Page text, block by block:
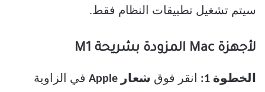
سيتم تشغيل تطبيقات النظام فقط.
لأجهزة Mac المزودة بشريحة M1
الخطوة 1: انقر فوق شعار Apple في الزاوية